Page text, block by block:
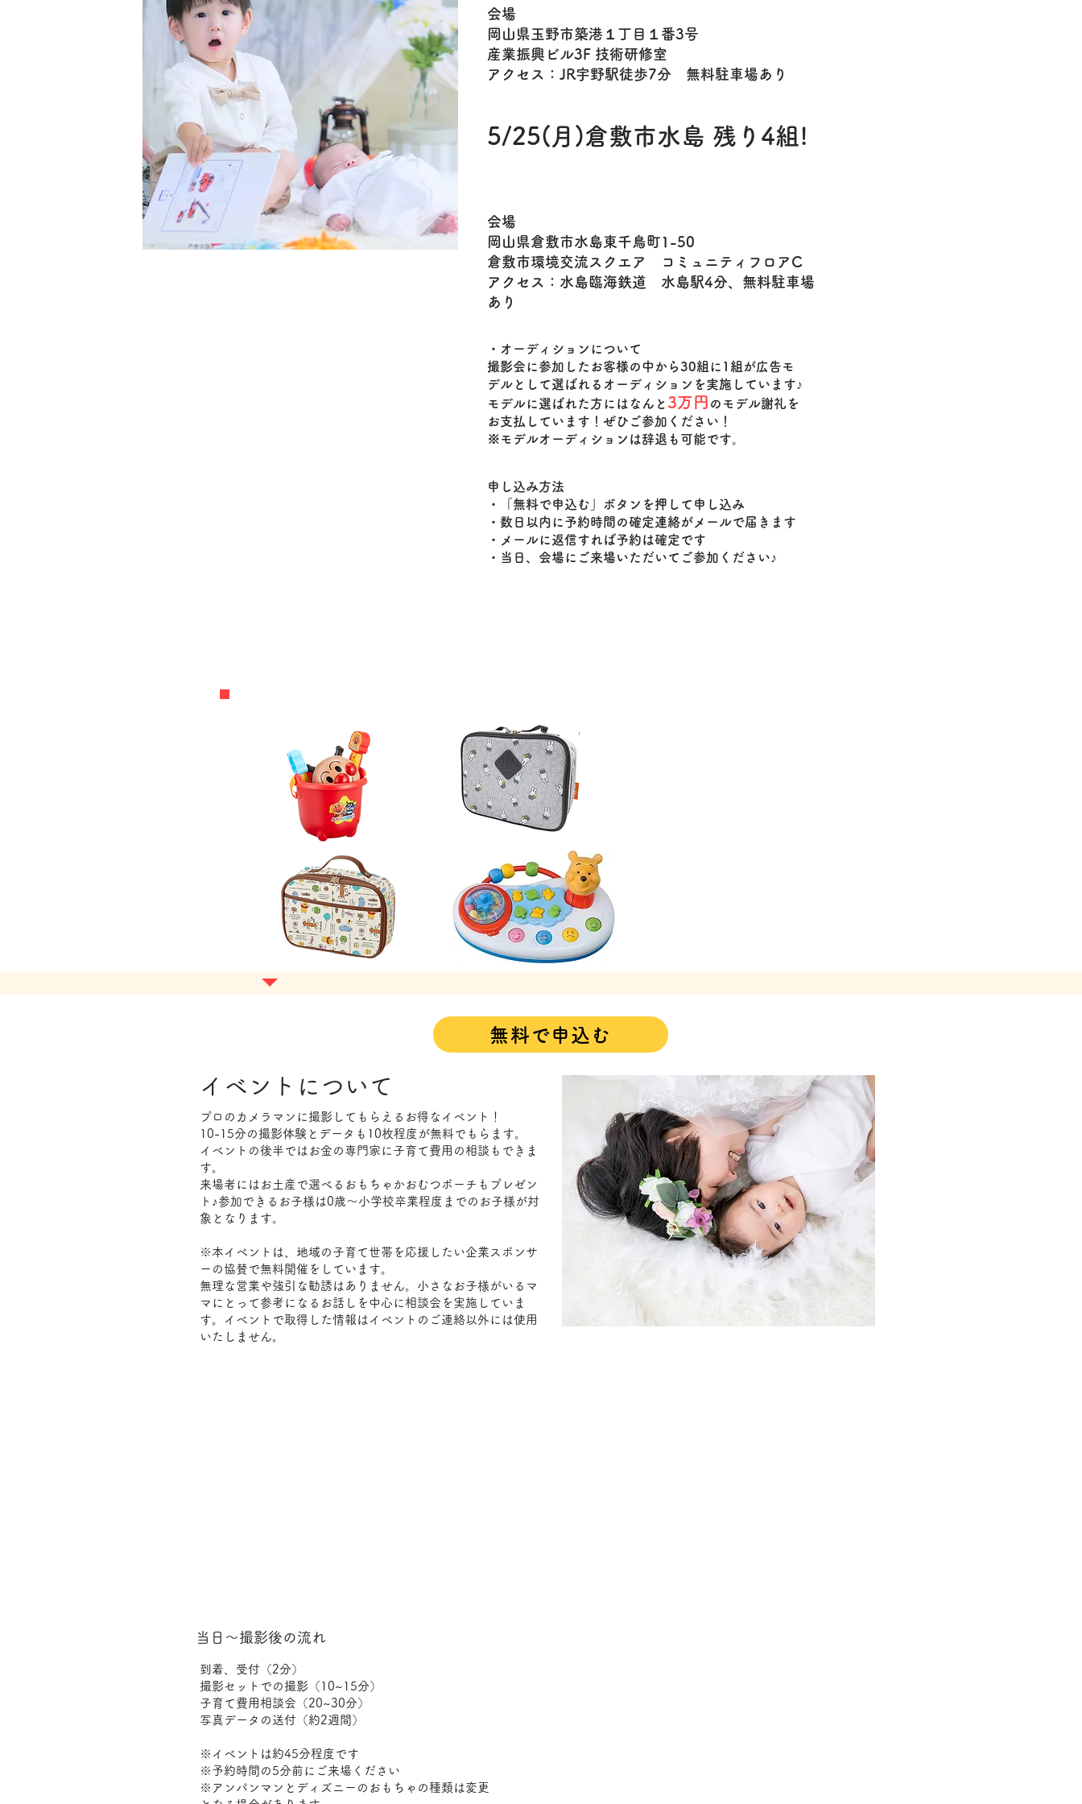
​会場
岡山県玉野市築港１丁目１番3号
産業振興ビル3F 技術研修室
アクセス：JR宇野駅徒歩7分 無料駐車場あり
5/25(月)倉敷市水島 残り4組!
​会場
岡山県倉敷市水島東千鳥町1-50
倉敷市環境交流スクエア コミュニティフロアC
アクセス：水島臨海鉄道 水島駅4分、無料駐車場
あり
・​オーディションについて
​撮影会に参加したお客様の中から30組に1組が広告モ
デルとして選ばれるオーディションを実施しています♪
モデルに選ばれた方にはなんと 3万円 のモデル謝礼を
お支払しています！ぜひご参加ください！
​※モデルオーディションは辞退も可能です。
申し込み方法
・「無料で申込む」ボタンを押して申し込み
・数日以内に予約時間の確定連絡がメールで届きます
​・メールに返信すれば予約は確定です
​・当日、会場にご来場いただいてご参加ください♪
無料で申込む
プロのカメラマンに撮影してもらえるお得なイベント！
10-15分の撮影体験とデータも10枚程度が無料でもらます。
イベントの後半ではお金の専門家に子育て費用の相談もできま
す。
来場者にはお土産で選べるおもちゃかおむつポーチもプレゼン
ト♪参加できるお子様は0歳〜小学校卒業程度までのお子様が対
象となります。
※本イベントは、地域の子育て世帯を応援したい企業スポンサ
ーの協賛で無料開催をしています。
無理な営業や強引な勧誘はありません。小さなお子様がいるマ
マにとって参考になるお話しを中心に相談会を実施していま
す。イベントで取得した情報はイベントのご連絡以外には使用
いたしません。
​イベントについて
到着、受付（2分）
撮影セットでの撮影（10~15分）
​子育て費用相談会（20~30分）
写真データの送付（約2週間）
※イベントは約45分程度です
※予約時間の5分前にご来場ください
​※アンパンマンとディズニーのおもちゃの種類は変更
​当日〜撮影後の流れ